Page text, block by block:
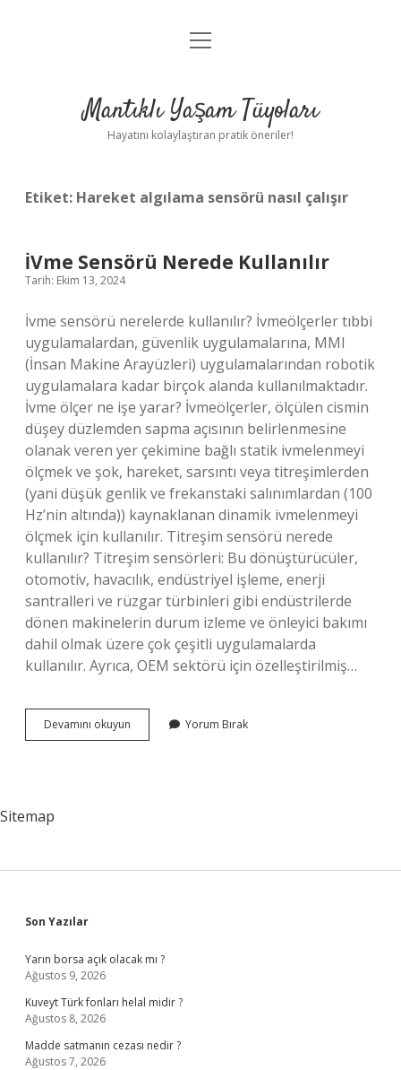
Anasayfa
Yasal Uyarı
menüyü
Mantıklı Yaşam Tüyoları
Hayatını kolaylaştıran pratik öneriler!
Etiket: Hareket algılama sensörü nasıl çalışır
İVme Sensörü Nerede Kullanılır
Tarih: Ekim 13, 2024
İvme sensörü nerelerde kullanılır? İvmeölçerler tıbbi
uygulamalardan, güvenlik uygulamalarına, MMI
(İnsan Makine Arayüzleri) uygulamalarından robotik
uygulamalara kadar birçok alanda kullanılmaktadır.
İvme ölçer ne işe yarar? İvmeölçerler, ölçülen cismin
düşey düzlemden sapma açısının belirlenmesine
olanak veren yer çekimine bağlı statik ivmelenmeyi
ölçmek ve şok, hareket, sarsıntı veya titreşimlerden
(yani düşük genlik ve frekanstaki salınımlardan (100
Hz’nin altında)) kaynaklanan dinamik ivmelenmeyi
ölçmek için kullanılır. Titreşim sensörü nerede
kullanılır? Titreşim sensörleri: Bu dönüştürücüler,
otomotiv, havacılık, endüstriyel işleme, enerji
santralleri ve rüzgar türbinleri gibi endüstrilerde
dönen makinelerin durum izleme ve önleyici bakımı
dahil olmak üzere çok çeşitli uygulamalarda
kullanılır. Ayrıca, OEM sektörü için özelleştirilmiş…
Devamını okuyun
Sensörü
Yorum Bırak
Sitemap
Sidebar
Son Yazılar
Yarın borsa açık olacak mı ?
Ağustos 9, 2026
Kuveyt Türk fonları helal midir ?
Ağustos 8, 2026
Madde satmanın cezası nedir ?
Ağustos 7, 2026